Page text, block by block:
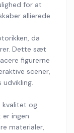
for at
allierede
da
Dette sæt
figurerne
scener,
kvalitet og
ingen
materialer,